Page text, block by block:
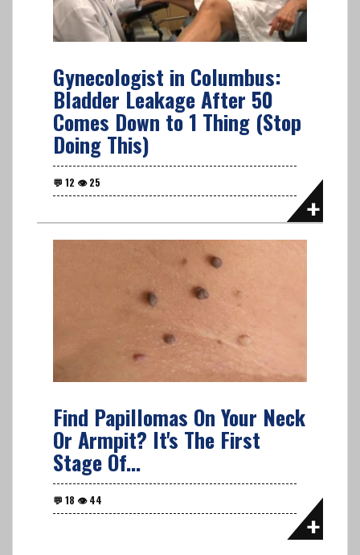
Gynecologist in Columbus:
Bladder Leakage After 50
Comes Down to 1 Thing (Stop
Doing This)
Find Papillomas On Your Neck
Or Armpit? It's The First
Stage Of...